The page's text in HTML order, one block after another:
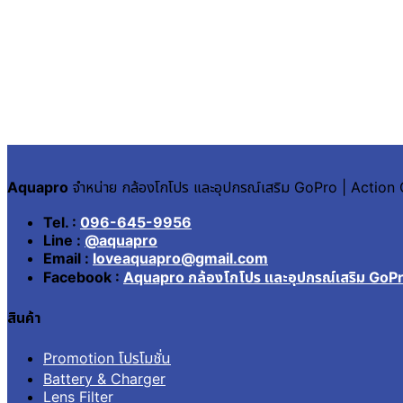
Aquapro จำหน่าย กล้องโกโปร และอุปกรณ์เสริม GoPro | Action
Tel. : 096-645-9956
Line : @aquapro
Email : loveaquapro@gmail.com
Facebook : Aquapro กล้องโกโปร และอุปกรณ์เสริม
สินค้า
Promotion โปรโมชั่น
Battery & Charger
Lens Filter